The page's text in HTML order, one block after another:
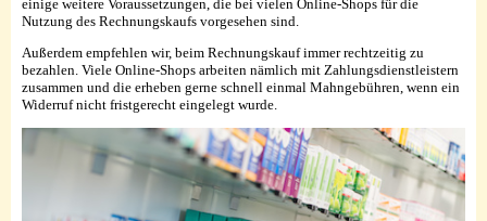
einige weitere Voraussetzungen, die bei vielen Online-Shops für die
Nutzung des Rechnungskaufs vorgesehen sind.
Außerdem empfehlen wir, beim Rechnungskauf immer rechtzeitig zu
bezahlen. Viele Online-Shops arbeiten nämlich mit Zahlungsdienstleistern
zusammen und die erheben gerne schnell einmal Mahngebühren, wenn ein
Widerruf nicht fristgerecht eingelegt wurde.